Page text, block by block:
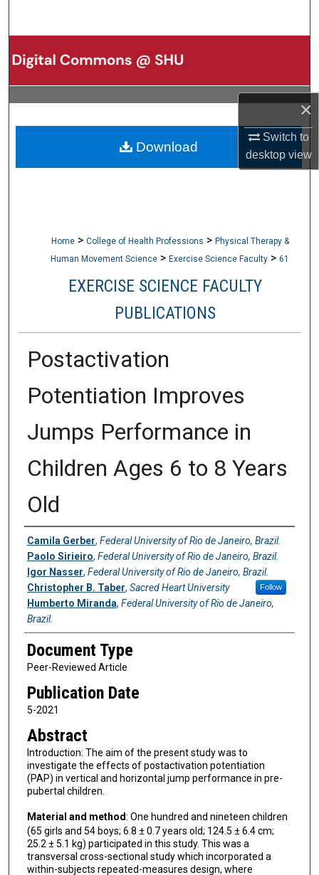
×
Switch to
desktopview
Browse Collections
My Account
About
Digital Commons Network™
Home > College of Health Professions > Physical Therapy &
Human Movement Science > Exercise Science Faculty > 61
EXERCISE SCIENCE FACULTY
PUBLICATIONS
Postactivation
Potentiation Improves
Jumps Performance in
Children Ages 6 to 8 Years
Old
Authors
Camila Gerber, Federal University of Rio de Janeiro, Brazil.
Paolo Sirieiro, Federal University of Rio de Janeiro, Brazil.
Igor Nasser, Federal University of Rio de Janeiro, Brazil.
Christopher B. Taber, Sacred Heart University Follow
Humberto Miranda, Federal University of Rio de Janeiro,
Brazil.
Document Type
Peer-Reviewed Article
Publication Date
5-2021
Abstract
Introduction: The aim of the present study was to
investigate the effects of postactivation potentiation
(PAP) in vertical and horizontal jump performance in pre-
pubertal children.
Material and method: One hundred and nineteen children
(65 girls and 54 boys; 6.8 ± 0.7 years old; 124.5 ± 6.4 cm;
25.2 ± 5.1 kg) participated in this study. This was a
transversal cross-sectional study which incorporated a
within-subjects repeated-measures design, where
Download